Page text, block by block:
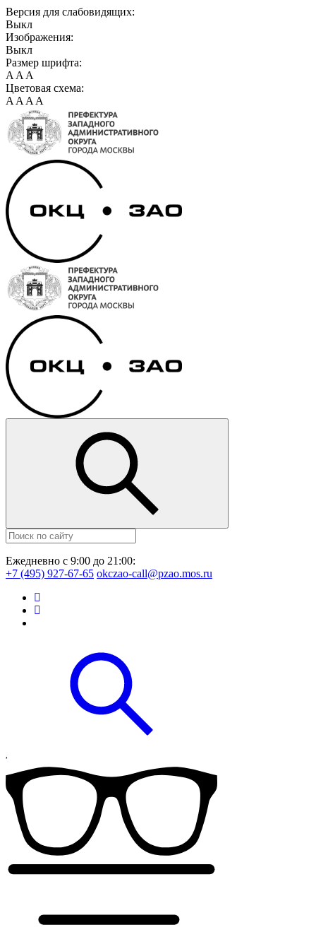
Версия для слабовидящих:
Выкл
Изображения:
Выкл
Размер шрифта:
A A A
Цветовая схема:
A A A A
Ежедневно с 9:00 до 21:00:
+7 (495) 927-67-65 okczao-call@pzao.mos.ru